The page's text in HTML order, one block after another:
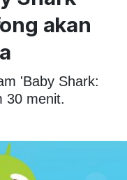
akan
'Baby Shark:
30 menit.